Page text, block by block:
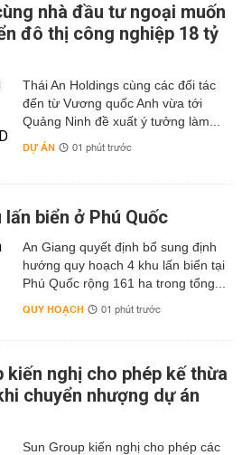
nhà đầu tư ngoại muốn
đô thị công nghiệp 18 tỷ
Thái An Holdings cùng các đối tác
đến từ Vương quốc Anh vừa tới
Quảng Ninh đề xuất ý tưởng làm...
DỰ ÁN 01 phút trước
biển ở Phú Quốc
An Giang quyết định bổ sung định
hướng quy hoạch 4 khu lấn biển tại
Phú Quốc rộng 161 ha trong tổng...
QUY HOẠCH 01 phút trước
kiến nghị cho phép kế thừa
chuyển nhượng dự án
Sun Group kiến nghị cho phép các